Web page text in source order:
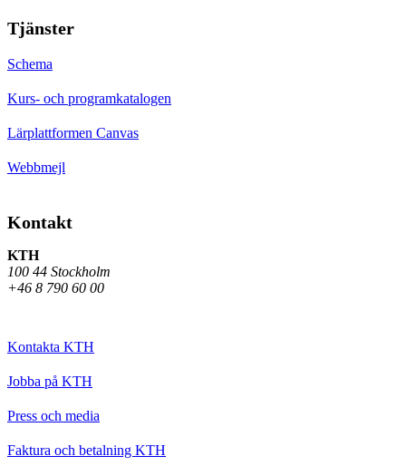
Tjänster
Schema
Kurs- och programkatalogen
Lärplattformen Canvas
Webbmejl
Kontakt
KTH
100 44 Stockholm
+46 8 790 60 00
Kontakta KTH
Jobba på KTH
Press och media
Faktura och betalning KTH